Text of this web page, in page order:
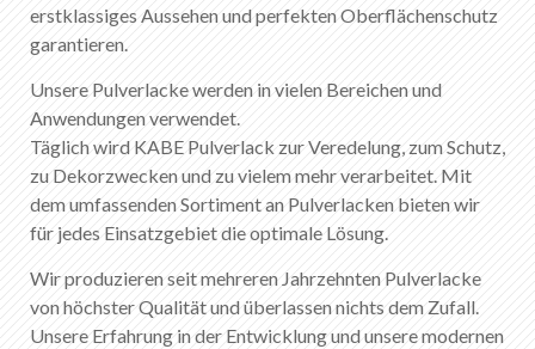
erstklassiges Aussehen und perfekten Oberflächenschutz
garantieren.
Unsere Pulverlacke werden in vielen Bereichen und
Anwendungen verwendet.
Täglich wird KABE Pulverlack zur Veredelung, zum Schutz,
zu Dekorzwecken und zu vielem mehr verarbeitet. Mit
dem umfassenden Sortiment an Pulverlacken bieten wir
für jedes Einsatzgebiet die optimale Lösung.
Wir produzieren seit mehreren Jahrzehnten Pulverlacke
von höchster Qualität und überlassen nichts dem Zufall.
Unsere Erfahrung in der Entwicklung und unsere modernen